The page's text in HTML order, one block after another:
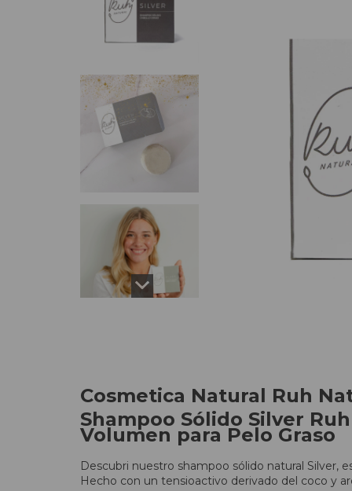
Cosmetica Natural Ruh
Shampoo Sólido Silver
Volumen para Pelo Graso
Descubri nuestro shampoo sólido natural Silver,
Hecho con un tensioactivo derivado del coco y